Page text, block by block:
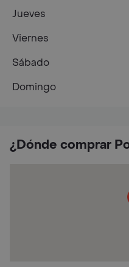
¿Dónde comprar
Jueves
Viernes
Sábado
Domingo